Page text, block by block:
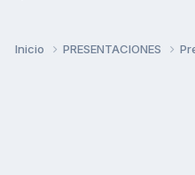
Inicio PRESENTACIONES